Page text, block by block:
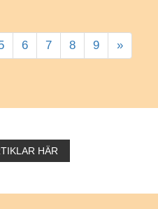
6 7 8 9 »
HÄR